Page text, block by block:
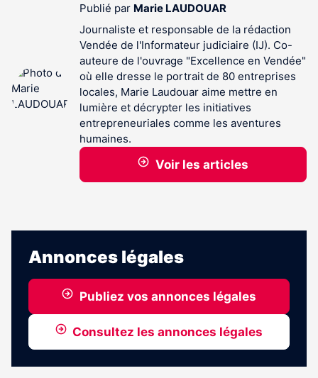
Publié par Marie LAUDOUAR
Journaliste et responsable de la rédaction
Vendée de l'Informateur judiciaire (IJ). Co-
auteure de l'ouvrage "Excellence en Vendée"
où elle dresse le portrait de 80 entreprises
locales, Marie Laudouar aime mettre en
lumière et décrypter les initiatives
entrepreneuriales comme les aventures
humaines.
Voir les articles
Annonces légales
Publiez vos annonces légales
Consultez les annonces légales